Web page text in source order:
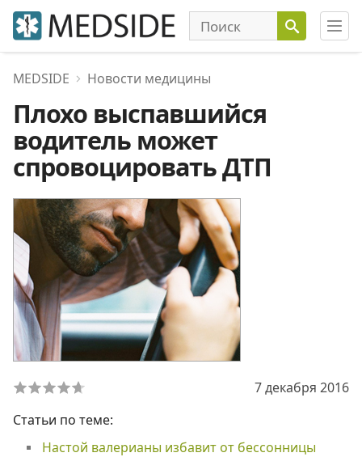
MEDSIDE Новости медицины
Плохо выспавшийся
водитель может
спровоцировать ДТП
7 декабря 2016
Статьи по теме:
Настой валерианы избавит от бессонницы